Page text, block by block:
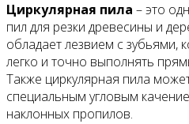
Циркулярная пила – это
пил для резки древесины и
обладает лезвием с зубьями,
легко и точно выполнять
Также циркулярная пила
специальным угловым
наклонных пропилов.